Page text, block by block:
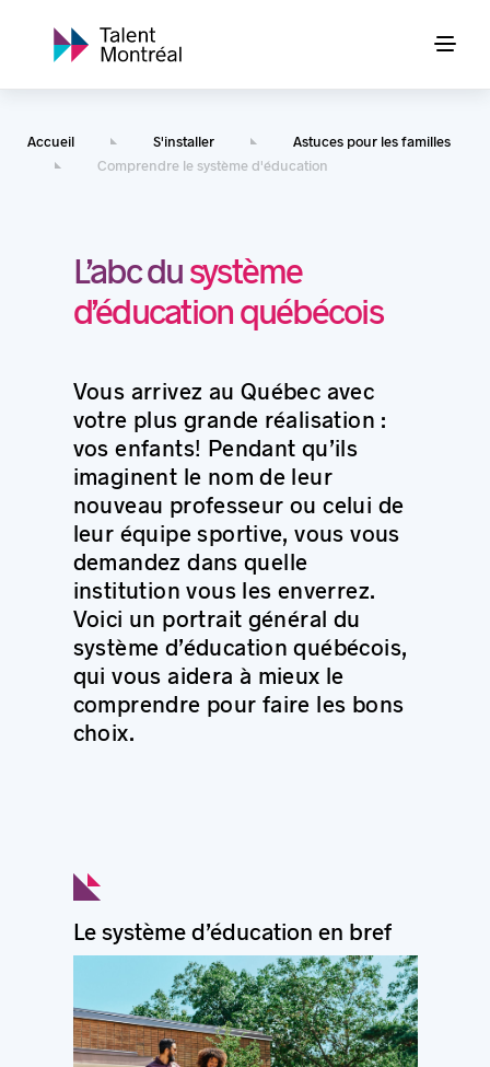
Accueil S'installer
Astuces pour les familles
Comprendre le système d'éducation
L’abc dusystème
d’éducation québécois
Vous arrivez au Québec avec
votre plus grande réalisation :
vos enfants! Pendant qu’ils
imaginent le nom de leur
nouveau professeur ou celui de
leur équipe sportive, vous vous
demandez dans quelle
institution vous les enverrez.
Voici un portrait général du
système d’éducation québécois,
qui vous aidera à mieux le
comprendre pour faire les bons
choix.
Le système d’éducation en bref